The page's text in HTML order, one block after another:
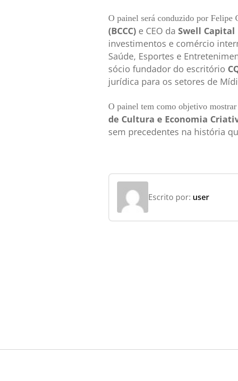
O painel será conduzido por Felipe
(BCCC) e CEO da Swell Capital
investimentos e comércio
Saúde, Esportes e
sócio fundador do escritório
jurídica para os setores de
O painel tem como objetivo
de Cultura e Economia
sem precedentes na história
Escrito por: user